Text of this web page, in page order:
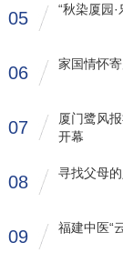
05 “秋染厦园
06 家国情怀
07
厦门鹭风
开幕
08 寻找父母
09 福建中医“